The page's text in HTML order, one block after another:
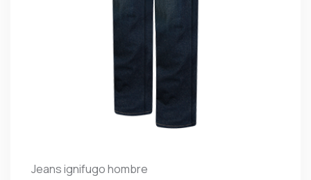
Jeans ignifugo hombre